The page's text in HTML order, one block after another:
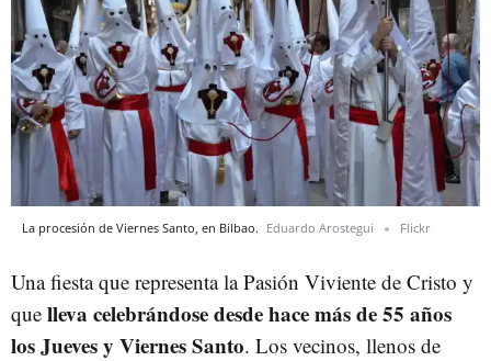
La procesión de Viernes Santo, en Bilbao. Eduardo Arostegui Flickr
Una fiesta que representa la Pasión Viviente de Cristo y
que lleva celebrándose desde hace más de 55 años
los Jueves y Viernes Santo. Los vecinos, llenos de